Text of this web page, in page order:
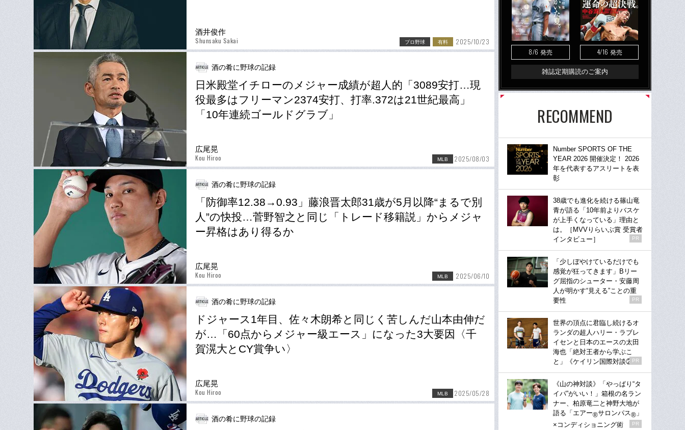
酒井俊作
Shunsaku Sakai プロ野球 有料 2025/10/23
酒の肴に野球の記録
日米殿堂イチローのメジャー成績が超人的「3089安打…現
役最多はフリーマン2374安打、打率.372は21世紀最高」
「10年連続ゴールドグラブ」
広尾晃
Kou Hiroo MLB 2025/08/03
酒の肴に野球の記録
「防御率12.38→0.93」藤浪晋太郎31歳が5月以降“まるで別
人”の快投…菅野智之と同じ「トレード移籍説」からメジャ
ー昇格はあり得るか
広尾晃
Kou Hiroo MLB 2025/06/10
酒の肴に野球の記録
ドジャース1年目、佐々木朗希と同じく苦しんだ山本由伸だ
が…「60点からメジャー級エース」になった3大要因〈千
賀滉大とCY賞争い〉
広尾晃
Kou Hiroo MLB 2025/05/28
酒の肴に野球の記録
8/6 発売 4/16 発売
雑誌定期購読のご案内
RECOMMEND
Number SPORTS OF THE
YEAR 2026 開催決定！ 2026
年を代表するアスリートを表
彰
38歳でも進化を続ける篠山竜
青が語る「10年前よりバスケ
が上手くなっている」理由と
は。［MVVりらいぶ賞 受賞者
インタビュー］
PR
「少しぼやけているだけでも
感覚が狂ってきます」Bリー
グ屈指のシューター・安藤周
人が明かす“見える”ことの重
要性
PR
世界の頂点に君臨し続けるオ
ランダの超人ハリー・ラブレ
イセンと日本のエースの太田
海也「絶対王者から学ぶこ
と」《ケイリン国際対談②》
PR
《山の神対談》「やっぱり“タ
イパ”がいい！」箱根の名ラン
ナー、柏原竜二と神野大地が
語る「エアー®サロンパス® 」
×コンディショニング術
PR